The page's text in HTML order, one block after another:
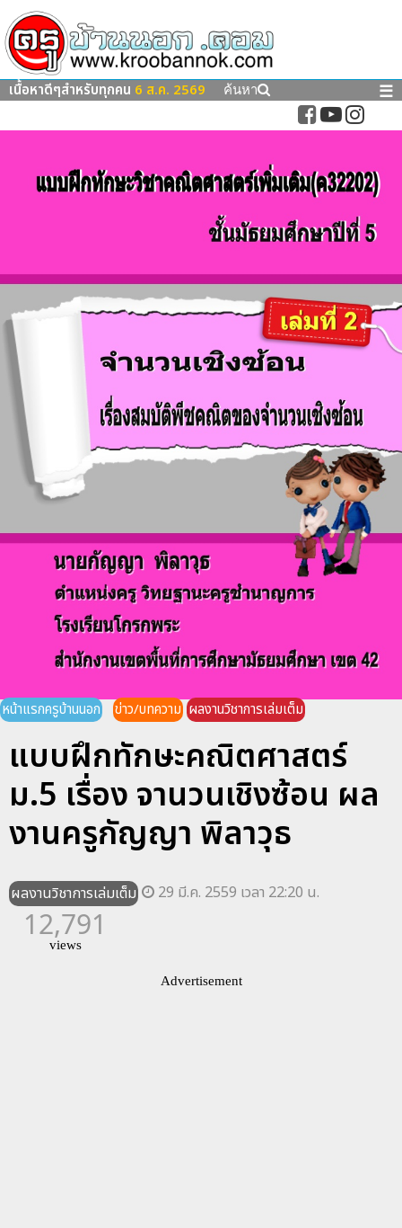
เนื้อหาดีๆสำหรับทุกคน 6 ส.ค. 2569 ค้นหา ☰
หน้าแรกครูบ้านนอก ข่าว/บทความ ผลงานวิชาการเล่มเต็ม
แบบฝึกทักษะคณิตศาสตร์
ม.5 เรื่อง จานวนเชิงซ้อน ผล
งานครูกัญญา พิลาวุธ
ผลงานวิชาการเล่มเต็ม 29 มี.ค. 2559 เวลา 22:20 น.
12,791
views
Advertisement